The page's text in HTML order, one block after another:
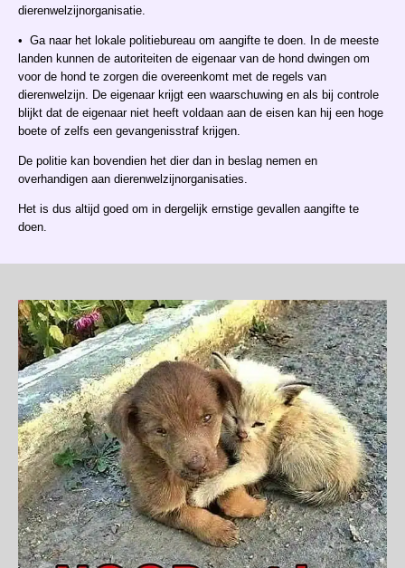
dierenwelzijnorganisatie.
• Ga naar het lokale politiebureau om aangifte te doen. In de meeste
landen kunnen de autoriteiten de eigenaar van de hond dwingen om
voor de hond te zorgen die overeenkomt met de regels van
dierenwelzijn. De eigenaar krijgt een waarschuwing en als bij controle
blijkt dat de eigenaar niet heeft voldaan aan de eisen kan hij een hoge
boete of zelfs een gevangenisstraf krijgen.
De politie kan bovendien het dier dan in beslag nemen en
overhandigen aan dierenwelzijnorganisaties.
Het is dus altijd goed om in dergelijk ernstige gevallen aangifte te
doen.